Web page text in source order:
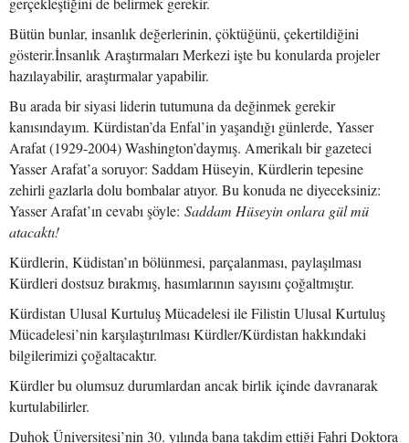
Bütün bunlar, insanlık değerlerinin, çöktüğünü, çekertildiğini
gösterir.İnsanlık Araştırmaları Merkezi işte bu konularda projeler
hazılayabilir, araştırmalar yapabilir.
Bu arada bir siyasi liderin tutumuna da değinmek gerekir
kanısındayım. Kürdistan’da Enfal’in yaşandığı günlerde, Yasser
Arafat (1929-2004) Washington’daymış. Amerikalı bir gazeteci
Yasser Arafat’a soruyor: Saddam Hüseyin, Kürdlerin tepesine
zehirli gazlarla dolu bombalar atıyor. Bu konuda ne diyeceksiniz:
Yasser Arafat’ın cevabı şöyle: Saddam Hüseyin onlara gül mü
atacaktı!
Kürdlerin, Küdistan’ın bölünmesi, parçalanması, paylaşılması
Kürdleri dostsuz bırakmış, hasımlarının sayısını çoğaltmıştır.
Kürdistan Ulusal Kurtuluş Mücadelesi ile Filistin Ulusal Kurtuluş
Mücadelesi’nin karşılaştırılması Kürdler/Kürdistan hakkındaki
bilgilerimizi çoğaltacaktır.
Kürdler bu olumsuz durumlardan ancak birlik içinde davranarak
kurtulabilirler.
Duhok Üniversitesi’nin 30. yılında bana takdim ettiği Fahri Doktora